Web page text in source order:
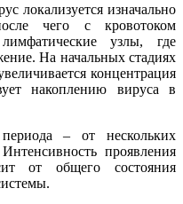
локализуется изначально
чего с кровотоком
узлы, где
На начальных стадиях
концентрация
накоплению вируса в
– от нескольких
проявления
от общего состояния